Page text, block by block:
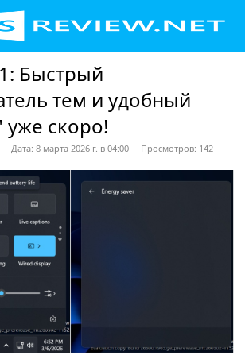
Быстрый
тем и удобный
уже скоро!
Дата: 8 марта 2026 г. в 04:00 Просмотров: 142